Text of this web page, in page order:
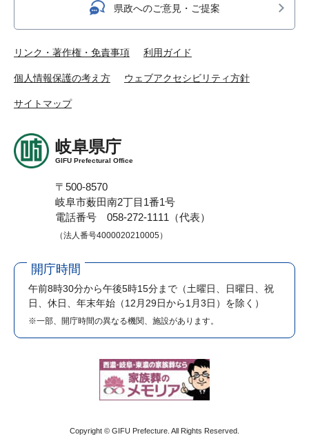
県政へのご意見・ご提案
リンク・著作権・免責事項 利用ガイド
個人情報保護の考え方 ウェブアクセシビリティ方針
サイトマップ
岐阜県庁
GIFU Prefectural Office
〒500-8570
岐阜市薮田南2丁目1番1号
電話番号 058-272-1111（代表）
（法人番号4000020210005）
開庁時間
午前8時30分から午後5時15分まで （土曜日、日曜日、祝
日、休日、年末年始（12月29日から1月3日）を除く）
※一部、開庁時間の異なる機関、施設があります。
Copyright © GIFU Prefecture. All Rights Reserved.